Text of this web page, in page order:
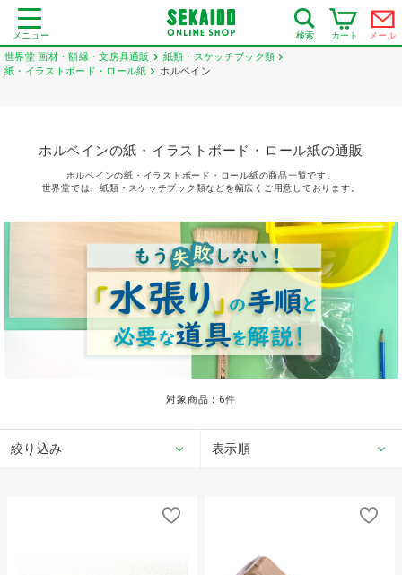
メニュー 検索 カート メール
世界堂 画材・額縁・文房具通販
紙類・スケッチブック類
紙・イラストボード・ロール紙
ホルベイン
ホルベインの紙・イラストボード・ロール紙の通販
ホルベインの紙・イラストボード・ロール紙の商品一覧です。
世界堂では、紙類・スケッチブック類などを幅広くご用意しております。
対象商品： 6件
絞り込み 表示順